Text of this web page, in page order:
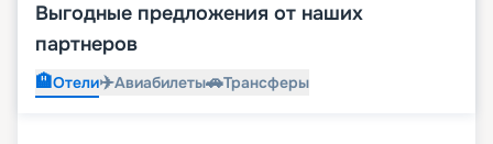
Выгодные предложения от наших
партнеров
🏨Отели✈️Авиабилеты🚗Трансферы